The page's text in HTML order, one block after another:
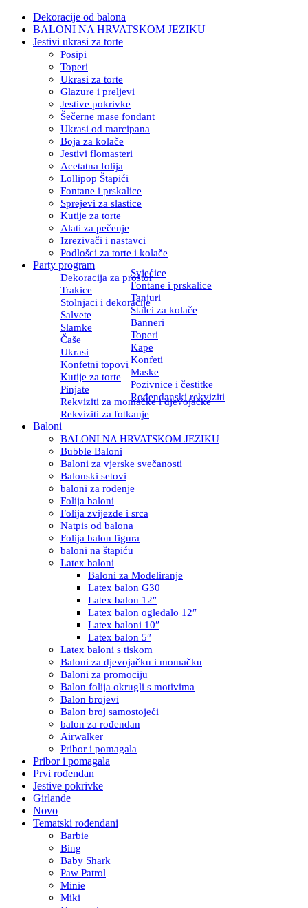
Dekoracije od balona
BALONI NA HRVATSKOM JEZIKU
Jestivi ukrasi za torte
Posipi
Toperi
Ukrasi za torte
Glazure i preljevi
Jestive pokrivke
Šečerne mase fondant
Ukrasi od marcipana
Boja za kolače
Jestivi flomasteri
Acetatna folija
Lollipop Štapići
Fontane i prskalice
Sprejevi za slastice
Kutije za torte
Alati za pečenje
Izrezivači i nastavci
Podlošci za torte i kolače
Party program
Dekoracija za prostor
Svjećice
Trakice
Fontane i prskalice
Stolnjaci i dekoracije
Tanjuri
Salvete
Stalci za kolače
Slamke
Banneri
Čaše
Toperi
Ukrasi
Kape
Konfetni topovi Konfeti
Kutije za torte
Maske
Pinjate
Pozivnice i čestitke
Rekviziti za momačke i djevojačke
Rođendanski rekviziti
Rekviziti za fotkanje
Baloni
BALONI NA HRVATSKOM JEZIKU
Bubble Baloni
Baloni za vjerske svečanosti
Balonski setovi
baloni za rođenje
Folija baloni
Folija zvijezde i srca
Natpis od balona
Folija balon figura
baloni na štapiću
Latex baloni
Baloni za Modeliranje
Latex balon G30
Latex balon 12″
Latex balon ogledalo 12″
Latex baloni 10″
Latex balon 5″
Latex baloni s tiskom
Baloni za djevojačku i momačku
Baloni za promociju
Balon folija okrugli s motivima
Balon brojevi
Balon broj samostojeći
balon za rođendan
Airwalker
Pribor i pomagala
Pribor i pomagala
Prvi rođendan
Jestive pokrivke
Girlande
Novo
Tematski rođendani
Barbie
Bing
Baby Shark
Paw Patrol
Minie
Miki